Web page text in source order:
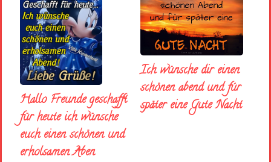
Hallo Freunde geschafft
für heute ich wünsche
euch einen schönen und
erholsamen Aben
Ich wünsche dir einen
schönen abend und fúr
später eine Gute Nacht